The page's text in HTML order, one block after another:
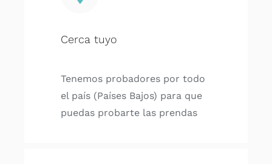
Cerca tuyo
Tenemos probadores por todo
el país (Países Bajos) para que
puedas probarte las prendas